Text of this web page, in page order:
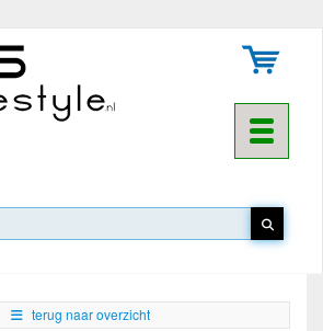
Toggle
▼
terug naar overzicht